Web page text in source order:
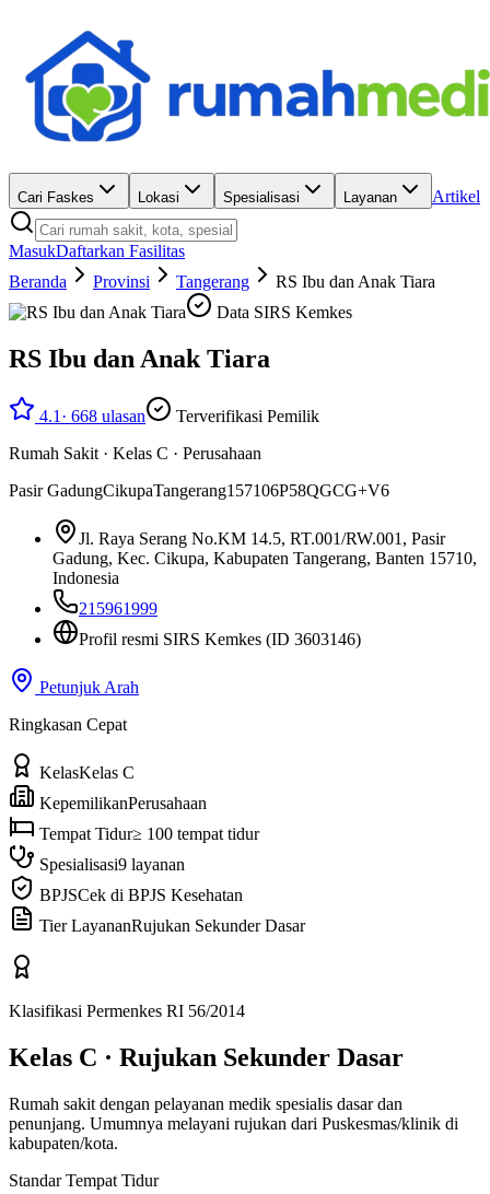
Cari Faskes Lokasi Spesialisasi Layanan Artikel
MasukDaftarkan Fasilitas
Beranda
Provinsi Tangerang
RS Ibu dan Anak Tiara
Data SIRS Kemkes
RS Ibu dan Anak Tiara
4.1 · 668 ulasan
Terverifikasi Pemilik
Rumah Sakit · Kelas C · Perusahaan
Pasir GadungCikupaTangerang157106P58QGCG+V6
Jl. Raya Serang No.KM 14.5, RT.001/RW.001, Pasir
Gadung, Kec. Cikupa, Kabupaten Tangerang, Banten 15710,
Indonesia
215961999
Profil resmi SIRS Kemkes (ID 3603146)
Petunjuk Arah
Ringkasan Cepat
KelasKelas C
KepemilikanPerusahaan
Tempat Tidur≥ 100 tempat tidur
Spesialisasi9 layanan
BPJSCek di BPJS Kesehatan
Tier LayananRujukan Sekunder Dasar
Klasifikasi Permenkes RI 56/2014
Kelas C · Rujukan Sekunder Dasar
Rumah sakit dengan pelayanan medik spesialis dasar dan
penunjang. Umumnya melayani rujukan dari Puskesmas/klinik di
kabupaten/kota.
Standar Tempat Tidur